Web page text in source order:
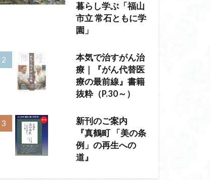
暮らし学ぶ「福山
市立 常石ともに学
園」
本気で治すがん治
療｜『がん代替医
療の最前線』書籍
抜粋（P.30～）
新刊のご案内
『真鶴町 「美の条
例」の再生への
道』